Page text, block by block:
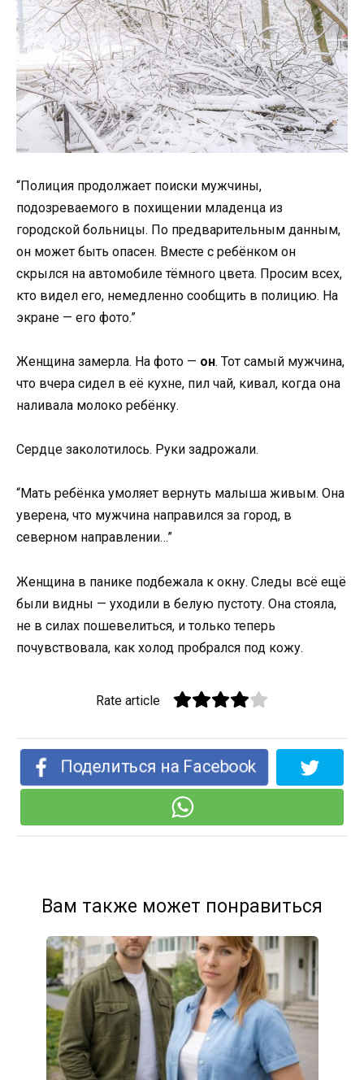
“Полиция продолжает поиски мужчины,
подозреваемого в похищении младенца из
городской больницы. По предварительным данным,
он может быть опасен. Вместе с ребёнком он
скрылся на автомобиле тёмного цвета. Просим всех,
кто видел его, немедленно сообщить в полицию. На
экране — его фото.”
Женщина замерла. На фото — он. Тот самый мужчина,
что вчера сидел в её кухне, пил чай, кивал, когда она
наливала молоко ребёнку.
Сердце заколотилось. Руки задрожали.
“Мать ребёнка умоляет вернуть малыша живым. Она
уверена, что мужчина направился за город, в
северном направлении…”
Женщина в панике подбежала к окну. Следы всё ещё
были видны — уходили в белую пустоту. Она стояла,
не в силах пошевелиться, и только теперь
почувствовала, как холод пробрался под кожу.
Rate article
Поделиться на Facebook
Вам также может понравиться